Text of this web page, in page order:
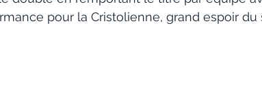
pour la Cristolienne, grand espoir du